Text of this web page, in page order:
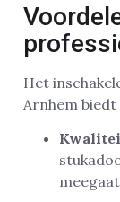
Het
Arnhem